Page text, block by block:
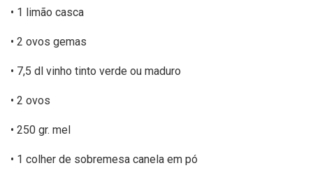
• 1 limão casca
• 2 ovos gemas
• 7,5 dl vinho tinto verde ou maduro
• 2 ovos
• 250 gr. mel
• 1 colher de sobremesa canela em pó